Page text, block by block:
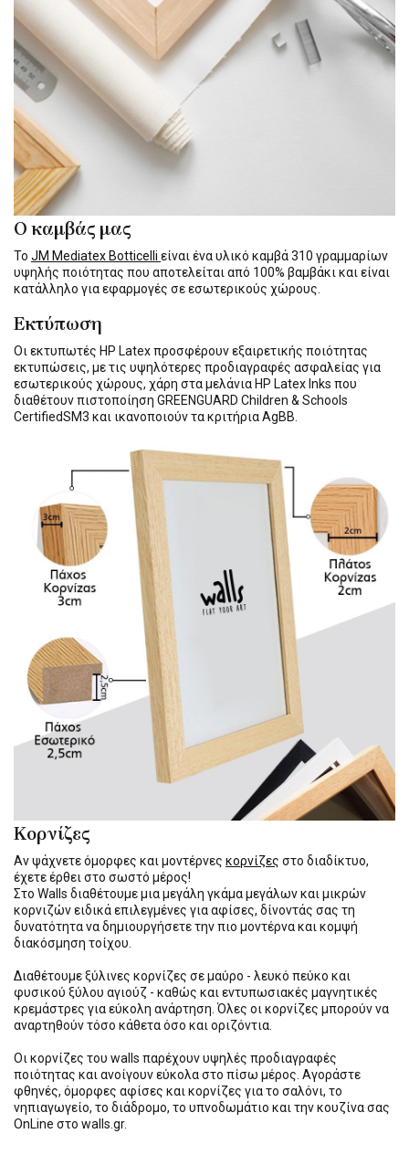
Ο καμβάς μας
Το JM Mediatex Botticelli είναι ένα υλικό καμβά 310 γραμμαρίων
υψηλής ποιότητας που αποτελείται από 100% βαμβάκι και είναι
κατάλληλο για εφαρμογές σε εσωτερικούς χώρους.
Εκτύπωση
Οι εκτυπωτές HP Latex προσφέρουν εξαιρετικής ποιότητας
εκτυπώσεις, με τις υψηλότερες προδιαγραφές ασφαλείας για
εσωτερικούς χώρους, χάρη στα μελάνια HP Latex Inks που
διαθέτουν πιστοποίηση GREENGUARD Children & Schools
CertifiedSM3 και ικανοποιούν τα κριτήρια AgBB.
Κορνίζες
Αν ψάχνετε όμορφες και μοντέρνες κορνίζες στο διαδίκτυο,
έχετε έρθει στο σωστό μέρος!
Στο Walls διαθέτουμε μια μεγάλη γκάμα μεγάλων και μικρών
κορνιζών ειδικά επιλεγμένες για αφίσες, δίνοντάς σας τη
δυνατότητα να δημιουργήσετε την πιο μοντέρνα και κομψή
διακόσμηση τοίχου.
Διαθέτουμε ξύλινες κορνίζες σε μαύρο - λευκό πεύκο και
φυσικού ξύλου αγιούζ - καθώς και εντυπωσιακές μαγνητικές
κρεμάστρες για εύκολη ανάρτηση. Όλες οι κορνίζες μπορούν να
αναρτηθούν τόσο κάθετα όσο και οριζόντια.
Οι κορνίζες του walls παρέχουν υψηλές προδιαγραφές
ποιότητας και ανοίγουν εύκολα στο πίσω μέρος. Αγοράστε
φθηνές, όμορφες αφίσες και κορνίζες για το σαλόνι, το
νηπιαγωγείο, το διάδρομο, το υπνοδωμάτιο και την κουζίνα σας
OnLine στο walls.gr.